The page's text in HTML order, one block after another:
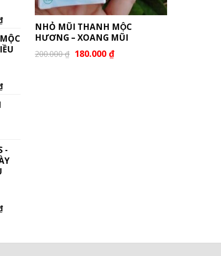
-
NHỎ MŨI THANH MỘC
HƯƠNG – XOANG MŨI
200.000₫ 180.000₫